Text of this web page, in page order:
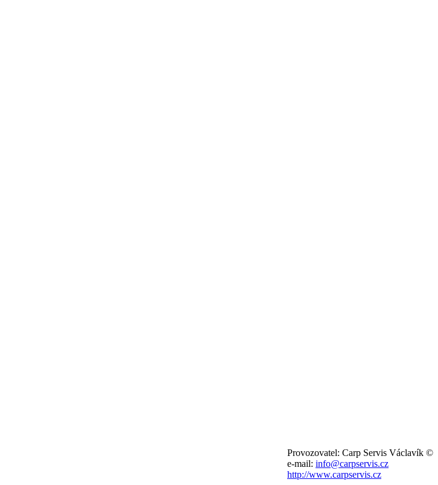
Provozovatel: Carp Servis Václavík ©
e-mail: info@carpservis.cz
http://www.carpservis.cz